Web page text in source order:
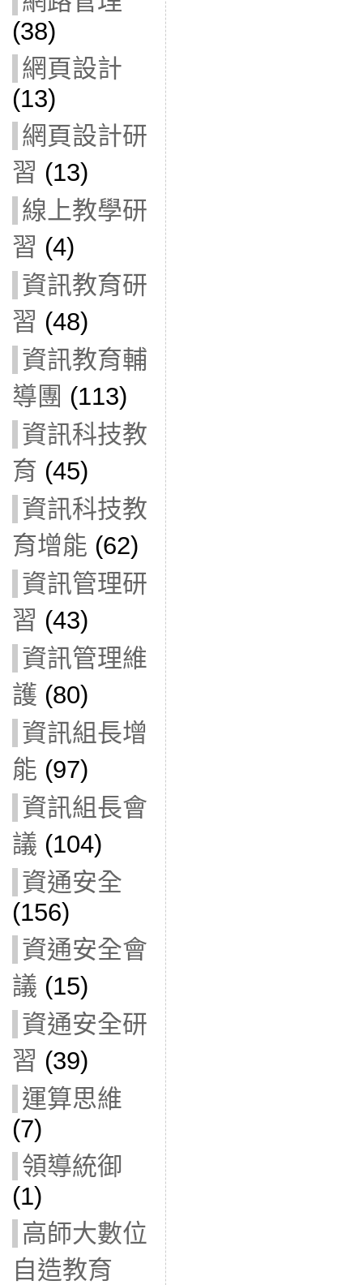
(38)
網頁設計
(13)
網頁設計研
習 (13)
線上教學研
習 (4)
資訊教育研
習 (48)
資訊教育輔
導團 (113)
資訊科技教
育 (45)
資訊科技教
育增能 (62)
資訊管理研
習 (43)
資訊管理維
護 (80)
資訊組長增
能 (97)
資訊組長會
議 (104)
資通安全
(156)
資通安全會
議 (15)
資通安全研
習 (39)
運算思維
(7)
領導統御
(1)
高師大數位
自造教育